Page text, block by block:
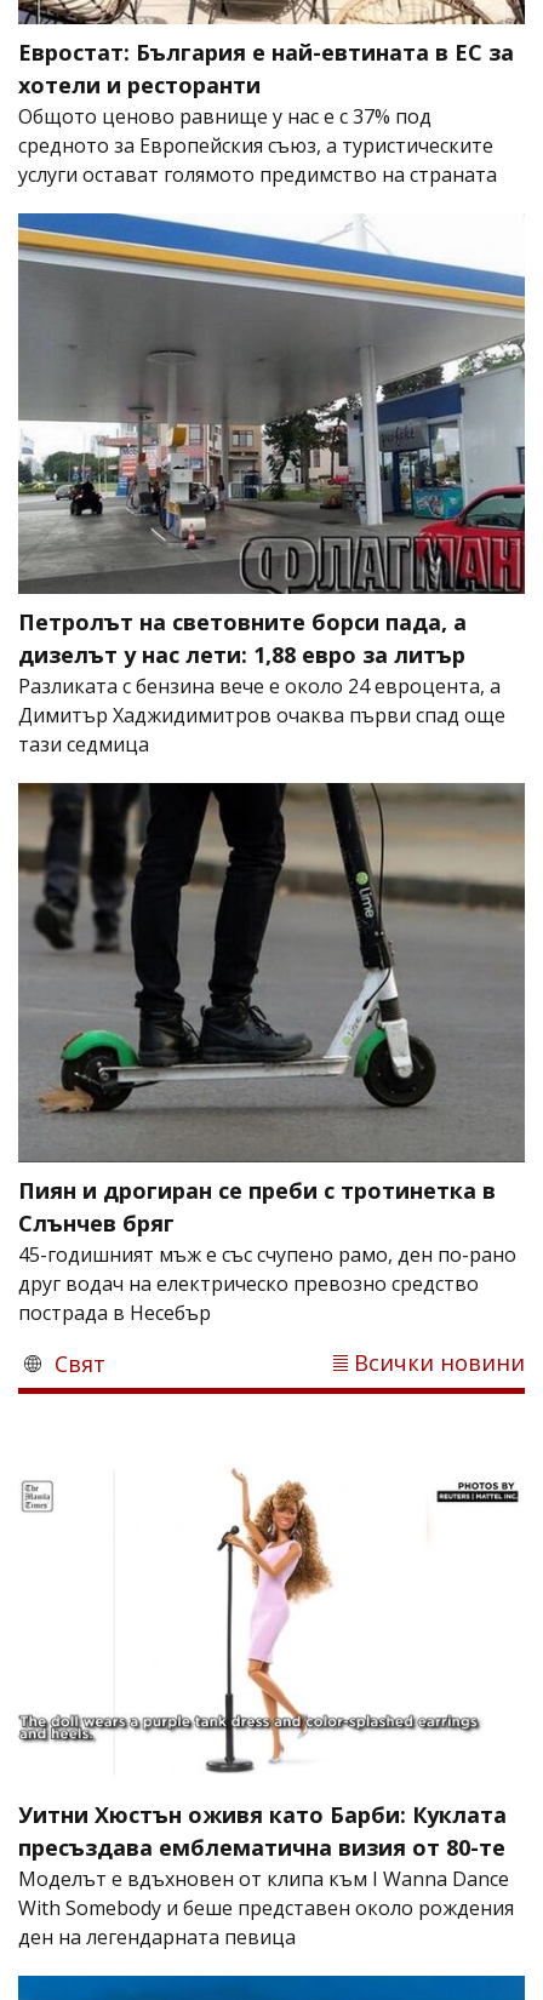
Евростат: България е най-евтината в ЕС за
хотели и ресторанти
Общото ценово равнище у нас е с 37% под
средното за Европейския съюз, а туристическите
услуги остават голямото предимство на страната
Петролът на световните борси пада, а
дизелът у нас лети: 1,88 евро за литър
Разликата с бензина вече е около 24 евроцента, а
Димитър Хаджидимитров очаква първи спад още
тази седмица
Пиян и дрогиран се преби с тротинетка в
Слънчев бряг
45-годишният мъж е със счупено рамо, ден по-рано
друг водач на електрическо превозно средство
пострада в Несебър
Свят Всички новини
Уитни Хюстън оживя като Барби: Куклата
пресъздава емблематична визия от 80-те
Моделът е вдъхновен от клипа към I Wanna Dance
With Somebody и беше представен около рождения
ден на легендарната певица